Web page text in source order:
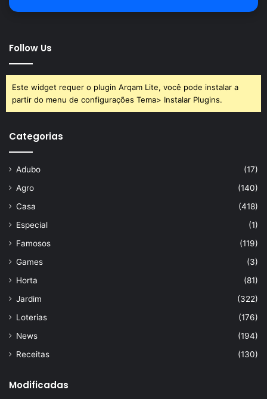
Follow Us
Este widget requer o plugin Arqam Lite, você pode instalar a
partir do menu de configurações Tema> Instalar Plugins.
Categorias
Adubo
(17)
Agro
(140)
Casa
(418)
Especial
(1)
Famosos
(119)
Games
(3)
Horta
(81)
Jardim
(322)
Loterias
(176)
News
(194)
Receitas
(130)
Modificadas